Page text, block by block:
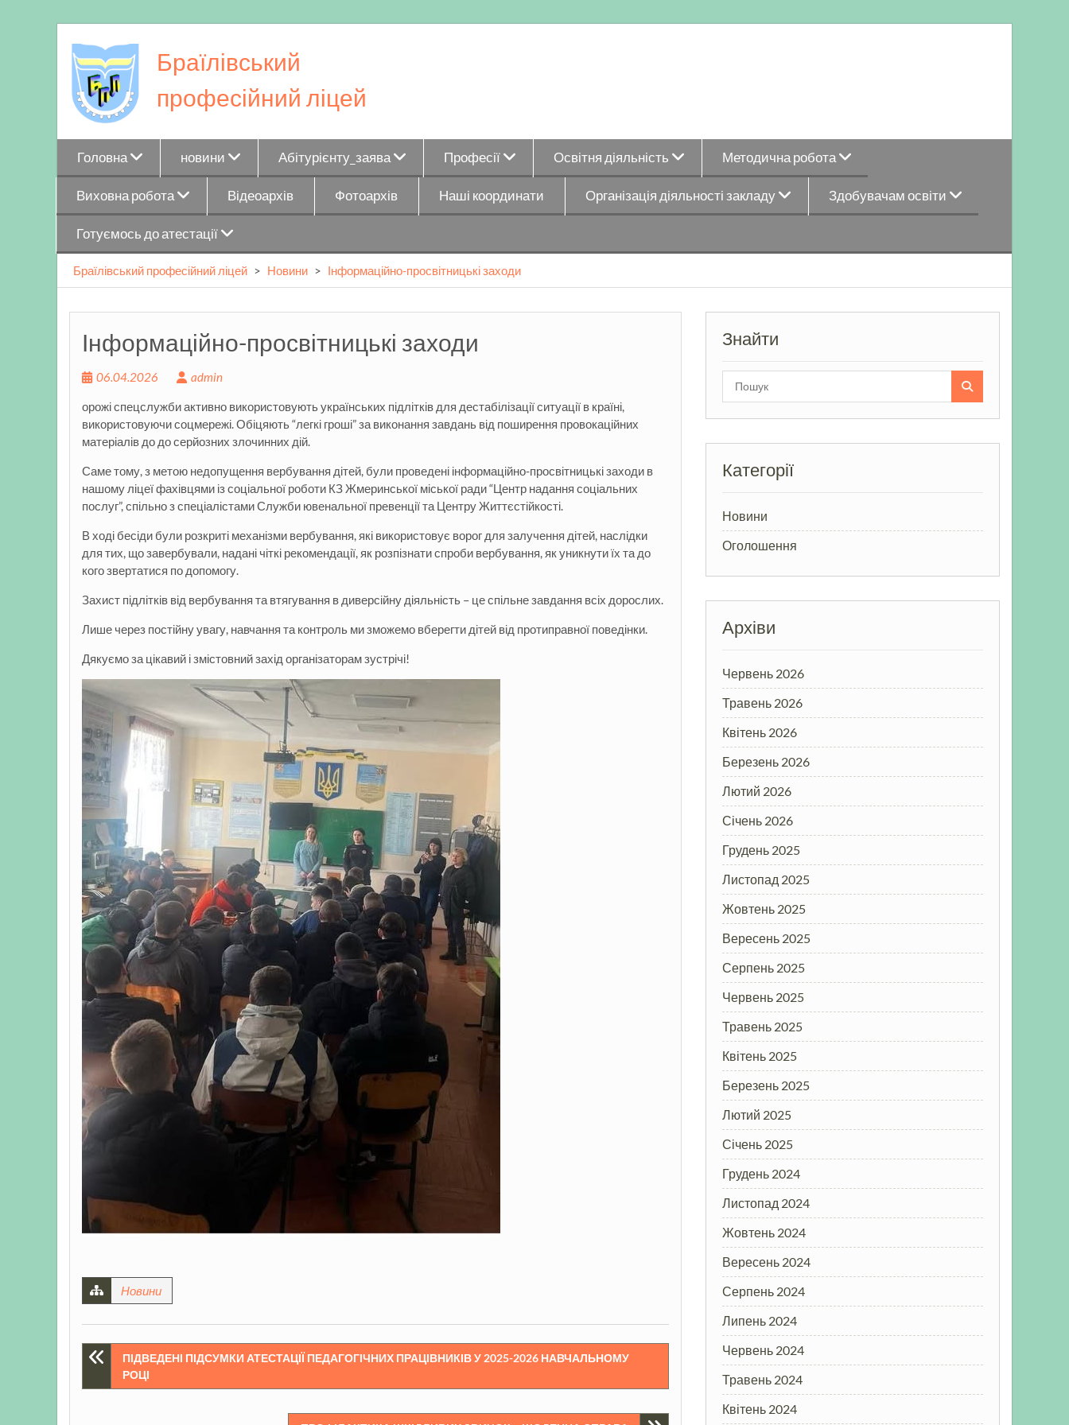
to
content
Браїлівський
професійний ліцей
Головна новини Абітурієнту_заява Професії Освітня діяльність Методична робота
Виховна робота Відеоархів Фотоархів Наші координати Організація діяльності закладу Здобувачам освіти
Готуємось до атестації
Браїлівський професійний ліцей > Новини > Інформаційно-просвітницькі заходи
Інформаційно-просвітницькі заходи
06.04.2026 admin
орожі спецслужби активно використовують українських підлітків для дестабілізації ситуації в країні,
використовуючи соцмережі. Обіцяють “легкі гроші” за виконання завдань від поширення провокаційних
матеріалів до до серйозних злочинних дій.
Саме тому, з метою недопущення вербування дітей, були проведені інформаційно-просвітницькі заходи в
нашому ліцеї фахівцями із соціальної роботи КЗ Жмеринської міської ради “Центр надання соціальних
послуг”, спільно з спеціалістами Служби ювенальної превенції та Центру Життєстійкості.
В ході бесіди були розкриті механізми вербування, які використовує ворог для залучення дітей, наслідки
для тих, що завербували, надані чіткі рекомендації, як розпізнати спроби вербування, як уникнути їх та до
кого звертатися по допомогу.
Захист підлітків від вербування та втягування в диверсійну діяльність – це спільне завдання всіх дорослих.
Лише через постійну увагу, навчання та контроль ми зможемо вберегти дітей від протиправної поведінки.
Дякуємо за цікавий і змістовний захід організаторам зустрічі!
Новини
Навігація
записів
ПІДВЕДЕНІ ПІДСУМКИ АТЕСТАЦІЇ ПЕДАГОГІЧНИХ ПРАЦІВНИКІВ У 2025-2026 НАВЧАЛЬНОМУ
РОЦІ
Знайти
Категорії
Новини
Оголошення
Архіви
Червень 2026
Травень 2026
Квітень 2026
Березень 2026
Лютий 2026
Січень 2026
Грудень 2025
Листопад 2025
Жовтень 2025
Вересень 2025
Серпень 2025
Червень 2025
Травень 2025
Квітень 2025
Березень 2025
Лютий 2025
Січень 2025
Грудень 2024
Листопад 2024
Жовтень 2024
Вересень 2024
Серпень 2024
Липень 2024
Червень 2024
Травень 2024
Квітень 2024